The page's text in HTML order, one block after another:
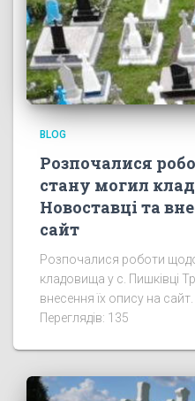
BLOG
Розпочалися
стану могил
Новоставці та
сайт
Розпочалися роботи щодо
кладовища у с. Пишківці
внесення їх опису на
Переглядів: 135